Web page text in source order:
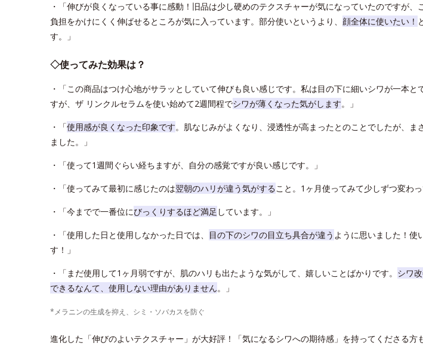
・「伸びが良くなっている事に感動！旧品は少し硬めのテクスチャーが気になっていたのですが、
負担をかけにくく伸ばせるところが気に入っています。部分使いというより、 顔全体に使いたい！
す。」
◇使ってみた効果は？
・「この商品はつけ心地がサラッとしていて伸びも良い感じです。私は目の下に細いシワが一本と
すが、ザ リンクルセラムを使い始めて2週間程でシワが薄くなった気がします。」
・「使用感が良くなった印象です。肌なじみがよくなり、浸透性が高まったとのことでしたが、ま
ました。」
・「使って1週間ぐらい経ちますが、自分の感覚ですが良い感じです。」
・「使ってみて最初に感じたのは翌朝のハリが違う気がすること。1ヶ月使ってみて少しずつ変わ
・「今までで一番位にびっくりするほど満足 しています。」
・「使用した日と使用しなかった日では、 目の下のシワの目立ち具合が違う ように思いました！使
す！」
・「まだ使用して1ヶ月弱ですが、肌のハリも出たような気がして、嬉しいことばかりです。 シワ
できるなんて、使用しない理由がありません。」
*メラニンの生成を抑え、シミ・ソバカスを防ぐ
進化した「伸びのよいテクスチャー」が大好評！「気になるシワへの期待感」を持ってくださる方